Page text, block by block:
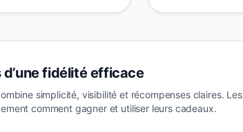
fidélité efficace
simplicité, visibilité et récompenses claires. Les
comment gagner et utiliser leurs cadeaux.